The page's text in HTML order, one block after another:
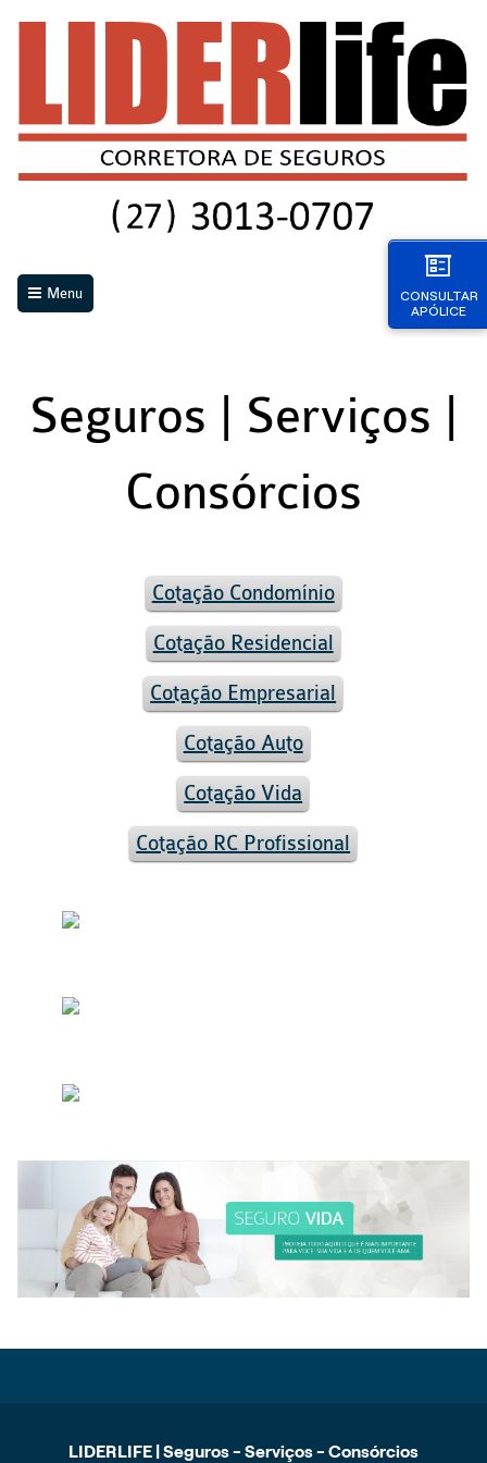
CONSULTAR
APÓLICE
Menu
Seguros | Serviços |
Consórcios
Cotação Condomínio
Cotação Residencial
Cotação Empresarial
Cotação Auto
Cotação Vida
Cotação RC Profissional
LIDERLIFE | Seguros - Serviços - Consórcios